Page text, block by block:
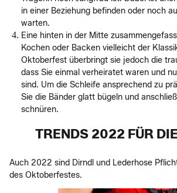
in einer Beziehung befinden oder noch
warten.
Eine hinten in der Mitte
Kochen oder Backen vielleicht der
Oktoberfest überbringt sie jedoch die
dass Sie einmal verheiratet waren und
sind. Um die Schleife ansprechend zu
Sie die Bänder glatt bügeln und
schnüren.
TRENDS 2022 FÜR
Auch 2022 sind Dirndl und Lederhose
des Oktoberfestes.